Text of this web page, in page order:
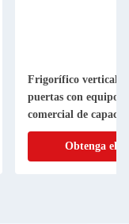
Frigorífico vertical
puertas con equipo
comercial de
Obtenga el